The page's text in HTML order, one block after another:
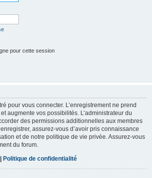
pour cette session
pour vous connecter. L’enregistrement ne prend
augmente vos possibilités. L’administrateur du
des permissions additionnelles aux membres
assurez-vous d’avoir pris connaissance
et de notre politique de vie privée. Assurez-vous
du forum.
| Politique de confidentialité